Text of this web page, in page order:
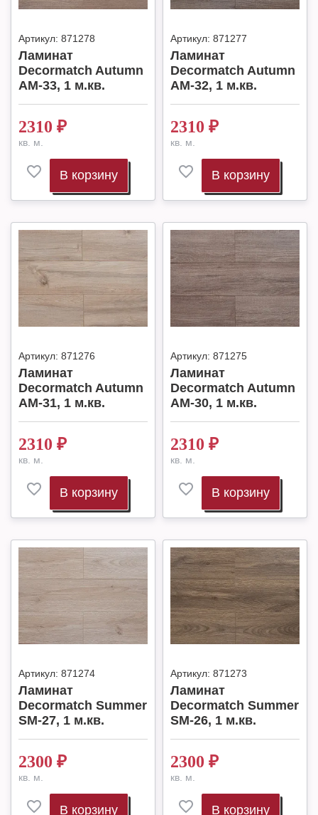
Артикул: 871278
Ламинат
Decormatch Autumn
AM-33, 1 м.кв.
2310 ₽
кв. м.
В корзину
Артикул: 871277
Ламинат
Decormatch Autumn
AM-32, 1 м.кв.
2310 ₽
кв. м.
В корзину
Артикул: 871276
Ламинат
Decormatch Autumn
AM-31, 1 м.кв.
2310 ₽
кв. м.
В корзину
Артикул: 871275
Ламинат
Decormatch Autumn
AM-30, 1 м.кв.
2310 ₽
кв. м.
В корзину
Артикул: 871274
Ламинат
Decormatch Summer
SM-27, 1 м.кв.
2300 ₽
кв. м.
В корзину
Артикул: 871273
Ламинат
Decormatch Summer
SM-26, 1 м.кв.
2300 ₽
кв. м.
В корзину